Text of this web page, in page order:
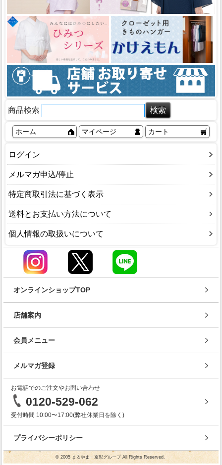
商品検索
ホーム マイページ カート
ログイン
メルマガ申込/停止
特定商取引法に基づく表示
送料とお支払い方法について
個人情報の取扱いについて
オンラインショップTOP
店舗案内
会員メニュー
メルマガ登録
お電話でのご注文やお問い合わせ
0120-529-062
受付時間 10:00〜17:00(弊社休業日を除く)
プライバシーポリシー
© 2005 まるやま・京彩グループ All Rights Reserved.